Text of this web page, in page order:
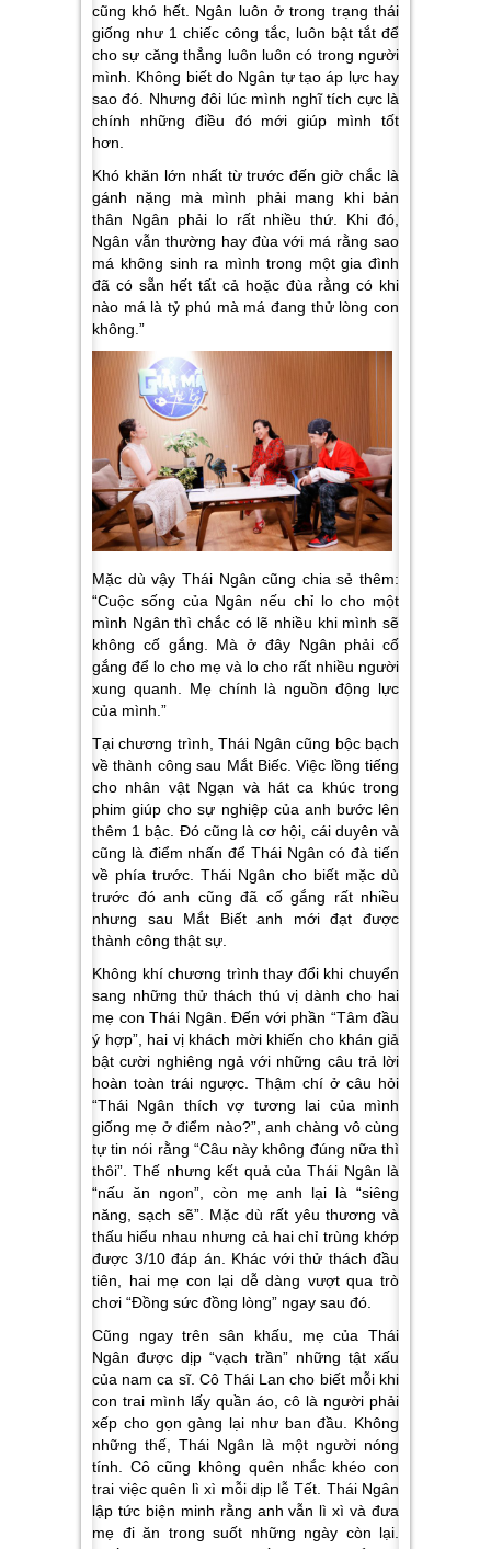
cũng khó hết. Ngân luôn ở trong trạng thái
giống như 1 chiếc công tắc, luôn bật tắt để
cho sự căng thẳng luôn luôn có trong người
mình. Không biết do Ngân tự tạo áp lực hay
sao đó. Nhưng đôi lúc mình nghĩ tích cực là
chính những điều đó mới giúp mình tốt
hơn.
Khó khăn lớn nhất từ trước đến giờ chắc là
gánh nặng mà mình phải mang khi bản
thân Ngân phải lo rất nhiều thứ. Khi đó,
Ngân vẫn thường hay đùa với má rằng sao
má không sinh ra mình trong một gia đình
đã có sẵn hết tất cả hoặc đùa rằng có khi
nào má là tỷ phú mà má đang thử lòng con
không. ”
Mặc dù vậy Thái Ngân cũng chia sẻ thêm:
“Cuộc sống của Ngân nếu chỉ lo cho một
mình Ngân thì chắc có lẽ nhiều khi mình sẽ
không cố gắng. Mà ở đây Ngân phải cố
gắng để lo cho mẹ và lo cho rất nhiều người
xung quanh. Mẹ chính là nguồn động lực
của mình.”
Tại chương trình, Thái Ngân cũng bộc bạch
về thành công sau Mắt Biếc. Việc lồng tiếng
cho nhân vật Ngạn và hát ca khúc trong
phim giúp cho sự nghiệp của anh bước lên
thêm 1 bậc. Đó cũng là cơ hội, cái duyên và
cũng là điểm nhấn để Thái Ngân có đà tiến
về phía trước. Thái Ngân cho biết mặc dù
trước đó anh cũng đã cố gắng rất nhiều
nhưng sau Mắt Biết anh mới đạt được
thành công thật sự.
Không khí chương trình thay đổi khi chuyển
sang những thử thách thú vị dành cho hai
mẹ con Thái Ngân. Đến với phần “Tâm đầu
ý hợp”, hai vị khách mời khiến cho khán giả
bật cười nghiêng ngả với những câu trả lời
hoàn toàn trái ngược. Thậm chí ở câu hỏi
“Thái Ngân thích vợ tương lai của mình
giống mẹ ở điểm nào?”, anh chàng vô cùng
tự tin nói rằng “Câu này không đúng nữa thì
thôi”. Thế nhưng kết quả của Thái Ngân là
“nấu ăn ngon”, còn mẹ anh lại là “siêng
năng, sạch sẽ”. Mặc dù rất yêu thương và
thấu hiểu nhau nhưng cả hai chỉ trùng khớp
được 3/10 đáp án. Khác với thử thách đầu
tiên, hai mẹ con lại dễ dàng vượt qua trò
chơi “Đồng sức đồng lòng” ngay sau đó.
Cũng ngay trên sân khấu, mẹ của Thái
Ngân được dịp “vạch trần” những tật xấu
của nam ca sĩ. Cô Thái Lan cho biết mỗi khi
con trai mình lấy quần áo, cô là người phải
xếp cho gọn gàng lại như ban đầu. Không
những thế, Thái Ngân là một người nóng
tính. Cô cũng không quên nhắc khéo con
trai việc quên lì xì mỗi dịp lễ Tết. Thái Ngân
lập tức biện minh rằng anh vẫn lì xì và đưa
mẹ đi ăn trong suốt những ngày còn lại.